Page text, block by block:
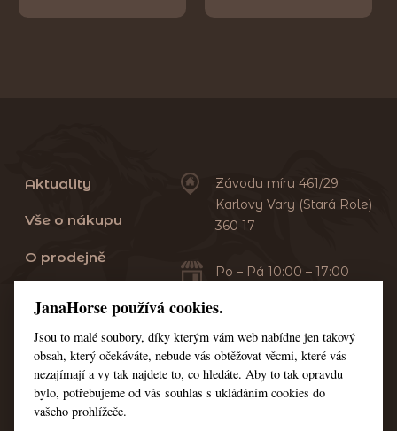
Aktuality
Vše o nákupu
O prodejně
Servis
Kontakt
Nastavení cookies
Závodu míru 461/29
Karlovy Vary (Stará Role)
360 17
Po – Pá 10:00 – 17:00
+420 353 549 410
+420 608 444 378
JanaHorse používá cookies.
Jsou to malé soubory, díky kterým vám web nabídne jen takový
obsah, který očekáváte, nebude vás obtěžovat věcmi, které vás
nezajímají a vy tak najdete to, co hledáte. Aby to tak opravdu
bylo, potřebujeme od vás souhlas s ukládáním cookies do
vašeho prohlížeče.